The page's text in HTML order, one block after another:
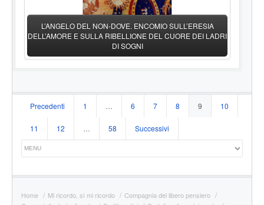
L’ANGELO DEL NON-DOVE. ENCOMIO SULL’ERESIA
DELL’AMORE E SULLA RIBELLIONE DEL CUORE DEI LADRI
DI SOGNI
Navigazione
articoli
Precedenti 1 … 6 7 8 9 10
11 12 … 58 Successivi
Home Mi ricordo, sì mi ricordo
Compagnia del libero pensiero